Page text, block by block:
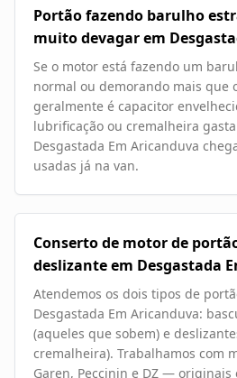
Portão fazendo barulho
muito devagar em
Se o motor está fazendo um
normal ou demorando mais que
geralmente é capacitor
lubrificação ou cremalheira
Desgastada Em Aricanduva
usadas já na van.
Conserto de motor de
deslizante em Desgastada
Atendemos os dois tipos de
Desgastada Em Aricanduva:
(aqueles que sobem) e
cremalheira). Trabalhamos com
Garen, Peccinin e DZ — originais